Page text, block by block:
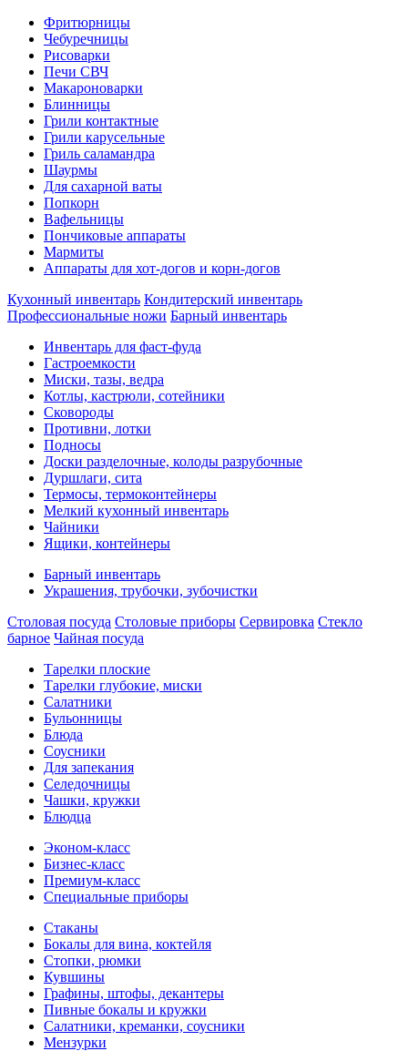
Фритюрницы
Чебуречницы
Рисоварки
Печи СВЧ
Макароноварки
Блинницы
Грили контактные
Грили карусельные
Гриль саламандра
Шаурмы
Для сахарной ваты
Попкорн
Вафельницы
Пончиковые аппараты
Мармиты
Аппараты для хот-догов и корн-догов
Кухонный инвентарь Кондитерский инвентарь
Профессиональные ножи Барный инвентарь
Инвентарь для фаст-фуда
Гастроемкости
Миски, тазы, ведра
Котлы, кастрюли, сотейники
Сковороды
Противни, лотки
Подносы
Доски разделочные, колоды разрубочные
Дуршлаги, сита
Термосы, термоконтейнеры
Мелкий кухонный инвентарь
Чайники
Ящики, контейнеры
Барный инвентарь
Украшения, трубочки, зубочистки
Столовая посуда Столовые приборы Сервировка Стекло
барное Чайная посуда
Тарелки плоские
Тарелки глубокие, миски
Салатники
Бульонницы
Блюда
Соусники
Для запекания
Селедочницы
Чашки, кружки
Блюдца
Эконом-класс
Бизнес-класс
Премиум-класс
Специальные приборы
Стаканы
Бокалы для вина, коктейля
Стопки, рюмки
Кувшины
Графины, штофы, декантеры
Пивные бокалы и кружки
Салатники, креманки, соусники
Мензурки